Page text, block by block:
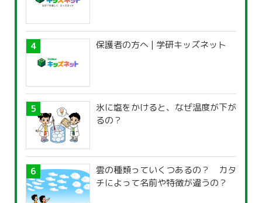
保護者の方へ | 学研キッズネット
氷に塩をかけると、なぜ温度が下が
るの？
雲の種類っていくつあるの？ カタ
チによって名前や特徴が違うの？